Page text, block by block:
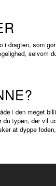
dragten, som
i den meget
typen, der
at dyppe